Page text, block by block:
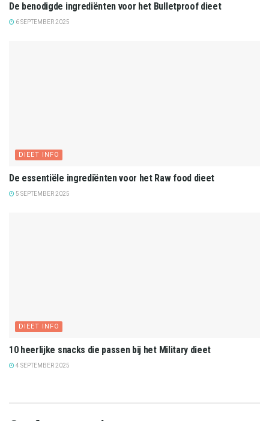
De benodigde ingrediënten voor het Bulletproof dieet
6 SEPTEMBER 2025
DIEET INFO
De essentiële ingrediënten voor het Raw food dieet
5 SEPTEMBER 2025
DIEET INFO
10 heerlijke snacks die passen bij het Military dieet
4 SEPTEMBER 2025